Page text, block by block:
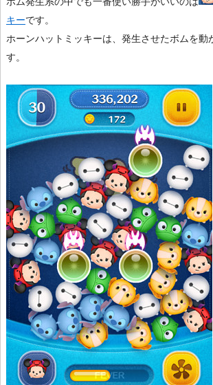
キーです。
ホーンハットミッキーは、発生させたボムを動
す。